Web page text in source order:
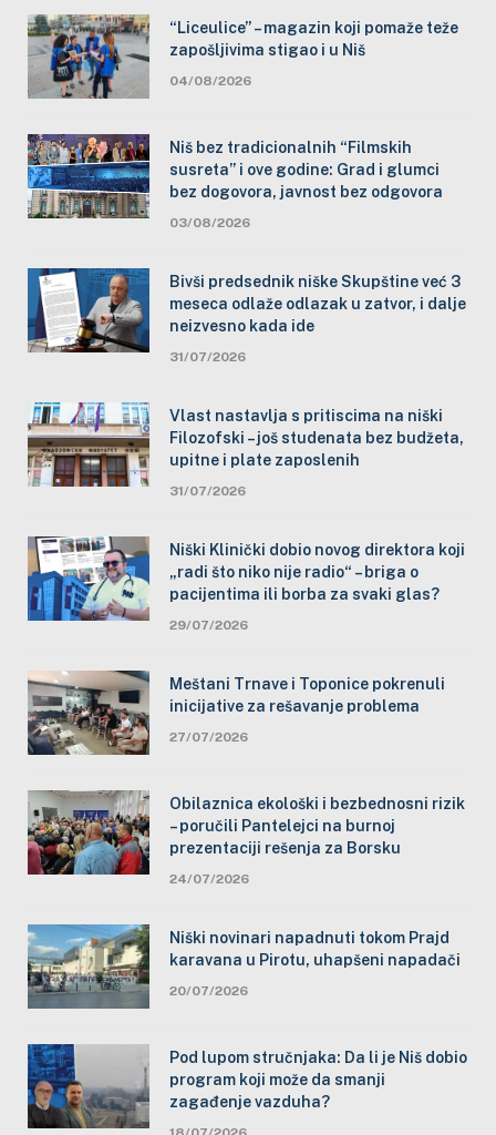
“Liceulice” – magazin koji pomaže teže
zapošljivima stigao i u Niš
04/08/2026
Niš bez tradicionalnih “Filmskih
susreta” i ove godine: Grad i glumci
bez dogovora, javnost bez odgovora
03/08/2026
Bivši predsednik niške Skupštine već 3
meseca odlaže odlazak u zatvor, i dalje
neizvesno kada ide
31/07/2026
Vlast nastavlja s pritiscima na niški
Filozofski – još studenata bez budžeta,
upitne i plate zaposlenih
31/07/2026
Niški Klinički dobio novog direktora koji
„radi što niko nije radio“ – briga o
pacijentima ili borba za svaki glas?
29/07/2026
Meštani Trnave i Toponice pokrenuli
inicijative za rešavanje problema
27/07/2026
Obilaznica ekološki i bezbednosni rizik
– poručili Pantelejci na burnoj
prezentaciji rešenja za Borsku
24/07/2026
Niški novinari napadnuti tokom Prajd
karavana u Pirotu, uhapšeni napadači
20/07/2026
Pod lupom stručnjaka: Da li je Niš dobio
program koji može da smanji
zagađenje vazduha?